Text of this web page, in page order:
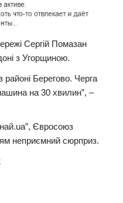
Сергій Помазан
з Угорщиною.
районі Берегово. Черга
на 30 хвилин”, –
Євросоюз
неприємний сюрприз.